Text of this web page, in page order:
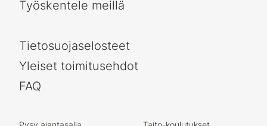
Työskentele meillä
Tietosuojaselosteet
Yleiset toimitusehdot
FAQ